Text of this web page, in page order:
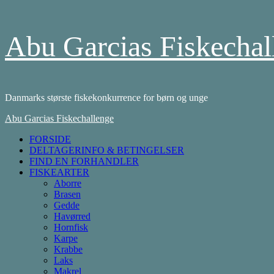
to
content
Abu Garcias
Danmarks største fiskekonkurrence for børn og unge
Primary
Abu Garcias Fiskechallenge
FORSIDE
DELTAGERINFO & BETINGELSER
FIND EN FORHANDLER
FISKEARTER
Aborre
Brasen
Gedde
Havørred
Hornfisk
Karpe
Krabbe
Laks
Makrel